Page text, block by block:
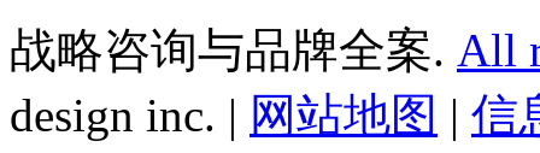
战略咨询与品牌全案. All
design inc. | 网站地图 | 信